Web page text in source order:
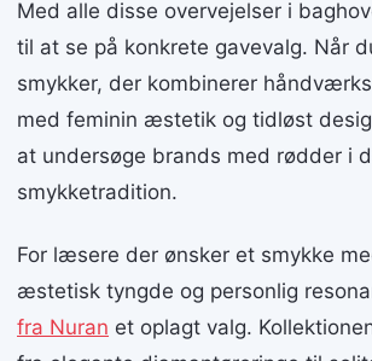
Med alle disse overvejelser i
til at se på konkrete gavevalg. Når
smykker, der kombinerer
med feminin æstetik og tidløst
at undersøge brands med rødder i
smykketradition.
For læsere der ønsker et smykke
æstetisk tyngde og personlig
fra Nuran et oplagt valg.